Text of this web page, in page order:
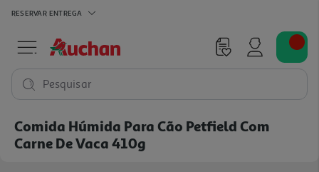
RESERVAR ENTREGA
Pesquisar
Comida Húmida Para Cão Petfield Com
Carne De Vaca 410g